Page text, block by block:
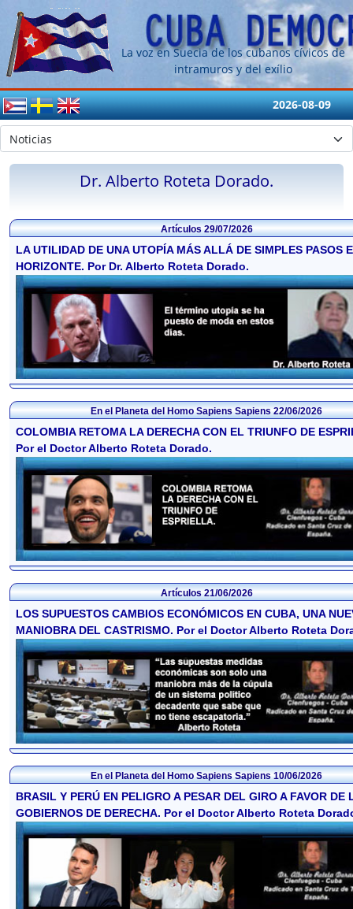
La voz en Suecia de los cubanos cívicos de
intramuros y del exílio
2026-08-09
Dr. Alberto Roteta Dorado.
Artículos29/07/2026
LA UTILIDAD DE UNA UTOPÍA MÁS ALLÁ DE SIMPLES PASOS
HORIZONTE. Por Dr. Alberto Roteta Dorado.
En el Planeta del Homo Sapiens Sapiens22/06/2026
COLOMBIA RETOMA LA DERECHA CON EL TRIUNFO DE
Por el Doctor Alberto Roteta Dorado.
Artículos21/06/2026
LOS SUPUESTOS CAMBIOS ECONÓMICOS EN CUBA, UNA
MANIOBRA DEL CASTRISMO. Por el Doctor Alberto Roteta
En el Planeta del Homo Sapiens Sapiens10/06/2026
BRASIL Y PERÚ EN PELIGRO A PESAR DEL GIRO A FAVOR DE
GOBIERNOS DE DERECHA. Por el Doctor Alberto Roteta